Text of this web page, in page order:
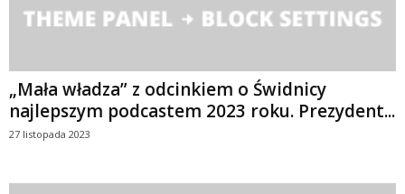
„Mała władza” z odcinkiem o Świdnicy
najlepszym podcastem 2023 roku. Prezydent...
27 listopada 2023